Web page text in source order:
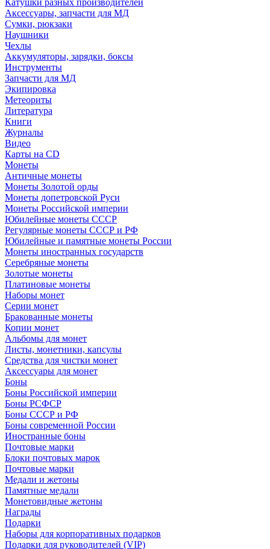
Катушки разных производителей
Аксессуары, запчасти для МД
Сумки, рюкзаки
Наушники
Чехлы
Аккумуляторы, зарядки, боксы
Инструменты
Запчасти для МД
Экипировка
Метеориты
Литература
Книги
Журналы
Видео
Карты на CD
Монеты
Античные монеты
Монеты Золотой орды
Монеты допетровской Руси
Монеты Российской империи
Юбилейные монеты СССР
Регулярные монеты СССР и РФ
Юбилейные и памятные монеты России
Монеты иностранных государств
Серебряные монеты
Золотые монеты
Платиновые монеты
Наборы монет
Серии монет
Бракованные монеты
Копии монет
Альбомы для монет
Листы, монетники, капсулы
Средства для чистки монет
Аксессуары для монет
Боны
Боны Российской империи
Боны РСФСР
Боны СССР и РФ
Боны современной России
Иностранные боны
Почтовые марки
Блоки почтовых марок
Почтовые марки
Медали и жетоны
Памятные медали
Монетовидные жетоны
Награды
Подарки
Наборы для корпоративных подарков
Подарки для руководителей (VIP)